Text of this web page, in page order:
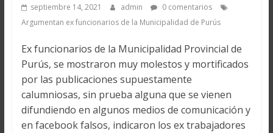
septiembre 14, 2021 admin
0 comentarios
Argumentan ex funcionarios de la Municipalidad de Purús
Ex funcionarios de la Municipalidad Provincial de
Purús, se mostraron muy molestos y mortificados
por las publicaciones supuestamente
calumniosas, sin prueba alguna que se vienen
difundiendo en algunos medios de comunicación y
en facebook falsos, indicaron los ex trabajadores